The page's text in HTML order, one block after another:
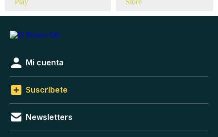
Mi cuenta
Suscríbete
Newsletters